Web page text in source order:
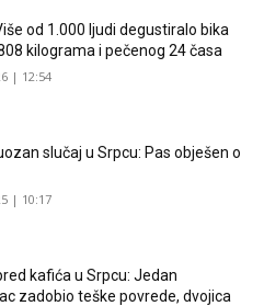
od 1.000 ljudi degustiralo bika
kilograma i pečenog 24 časa
| 12:54
slučaj u Srpcu: Pas obješen o
| 10:17
kafića u Srpcu: Jedan
zadobio teške povrede, dvojica